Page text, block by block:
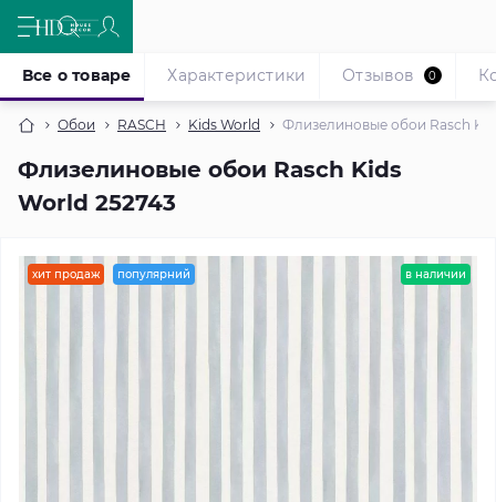
Обои RASCH Kids World Флизелиновые обои Rasch
Флизелиновые обои Rasch Kids
World 252743
Все о товаре Характеристики Отзывов 0
хит продаж популярний в наличии